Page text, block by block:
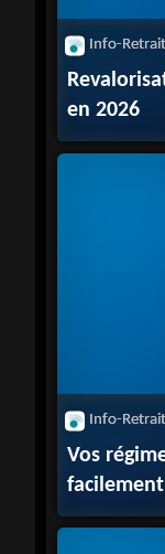
Info-
en 2026
Info-
Vos